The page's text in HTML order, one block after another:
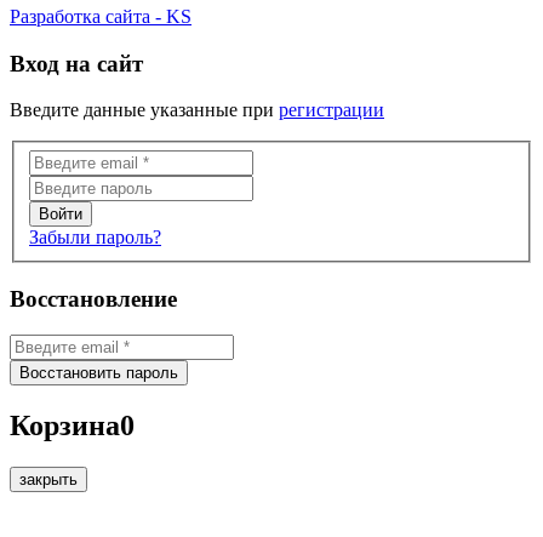
Разработка сайта - KS
Вход на сайт
Введите данные указанные при регистрации
Забыли пароль?
Восстановление
Корзина0
закрыть